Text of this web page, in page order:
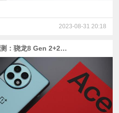
2023-08-31 20:18
力大砖飞！一加Ace 2 Pro评测：骁龙8 Gen 2+24G内存是怎样一种体验